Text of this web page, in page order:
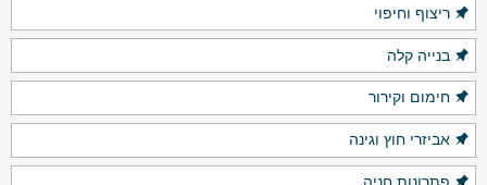
ריצוף וחיפוי
בנייה קלה
חימום וקירור
אביזרי חוץ וגינה